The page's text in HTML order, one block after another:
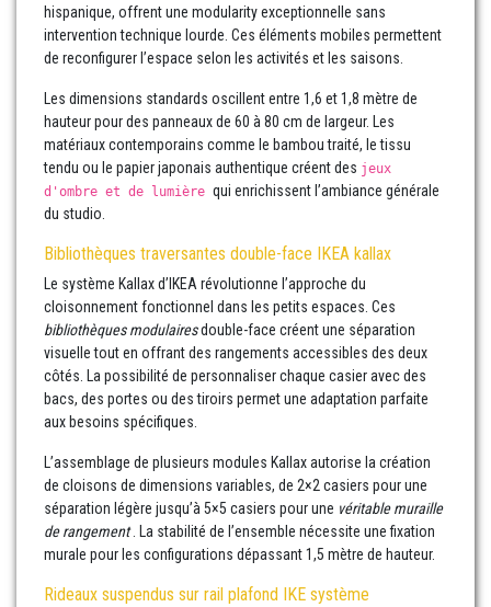
hispanique, offrent une modularity exceptionnelle sans
intervention technique lourde. Ces éléments mobiles permettent
de reconfigurer l’espace selon les activités et les saisons.
Les dimensions standards oscillent entre 1,6 et 1,8 mètre de
hauteur pour des panneaux de 60 à 80 cm de largeur. Les
matériaux contemporains comme le bambou traité, le tissu
tendu ou le papier japonais authentique créent des jeux
d'ombre et de lumière qui enrichissent l’ambiance générale
du studio.
Bibliothèques traversantes double-face IKEA kallax
Le système Kallax d’IKEA révolutionne l’approche du
cloisonnement fonctionnel dans les petits espaces. Ces
bibliothèques modulairesdouble-face créent une séparation
visuelle tout en offrant des rangements accessibles des deux
côtés. La possibilité de personnaliser chaque casier avec des
bacs, des portes ou des tiroirs permet une adaptation parfaite
aux besoins spécifiques.
L’assemblage de plusieurs modules Kallax autorise la création
de cloisons de dimensions variables, de 2×2 casiers pour une
séparation légère jusqu’à 5×5 casiers pour une véritable muraille
de rangement. La stabilité de l’ensemble nécessite une fixation
murale pour les configurations dépassant 1,5 mètre de hauteur.
Rideaux suspendus sur rail plafond IKE système